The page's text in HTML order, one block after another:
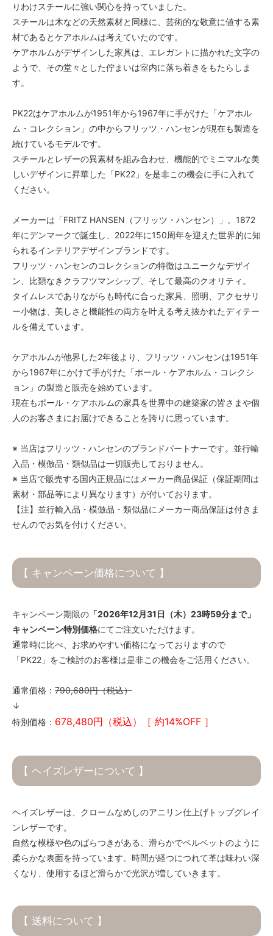
りわけスチールに強い関心を持っていました。
スチールは木などの天然素材と同様に、芸術的な敬意に値する素
材であるとケアホルムは考えていたのです。
ケアホルムがデザインした家具は、エレガントに描かれた文字の
ようで、その堂々とした佇まいは室内に落ち着きをもたらしま
す。
PK22はケアホルムが1951年から1967年に手がけた「ケアホル
ム・コレクション」の中からフリッツ・ハンセンが現在も製造を
続けているモデルです。
スチールとレザーの異素材を組み合わせ、機能的でミニマルな美
しいデザインに昇華した「PK22」を是非この機会に手に入れて
ください。
メーカーは「FRITZ HANSEN（フリッツ・ハンセン）」。1872
年にデンマークで誕生し、2022年に150周年を迎えた世界的に知
られるインテリアデザインブランドです。
フリッツ・ハンセンのコレクションの特徴はユニークなデザイ
ン、比類なきクラフツマンシップ、そして最高のクオリティ。
タイムレスでありながらも時代に合った家具、照明、アクセサリ
ー小物は、美しさと機能性の両方を叶える考え抜かれたディテー
ルを備えています。
ケアホルムが他界した2年後より、フリッツ・ハンセンは1951年
から1967年にかけて手がけた「ポール・ケアホルム・コレクシ
ョン」の製造と販売を始めています。
現在もポール・ケアホルムの家具を世界中の建築家の皆さまや個
人のお客さまにお届けできることを誇りに思っています。
※ 当店はフリッツ・ハンセンのブランドパートナーです。並行輸
入品・模倣品・類似品は一切販売しておりません。
※ 当店で販売する国内正規品にはメーカー商品保証（保証期間は
素材・部品等により異なります）が付いております。
【注】並行輸入品・模倣品・類似品にメーカー商品保証は付きま
せんのでお気を付けください。
【 キャンペーン価格について 】
キャンペーン期限の 「2026年12月31日（木）23時59分まで」
キャンペーン特別価格にてご注文いただけます。
通常時に比べ、お求めやすい価格になっておりますので
「PK22」をご検討のお客様は是非この機会をご活用ください。
通常価格： 790,680円（税込）
↓
特別価格： 678,480円（税込）［ 約14%OFF ］
【 ヘイズレザーについて 】
ヘイズレザーは、クロームなめしのアニリン仕上げトップグレイ
ンレザーです。
自然な模様や色のばらつきがある、滑らかでベルベットのように
柔らかな表面を持っています。時間が経つにつれて革は味わい深
くなり、使用するほど滑らかで光沢が増していきます。
【 送料について 】